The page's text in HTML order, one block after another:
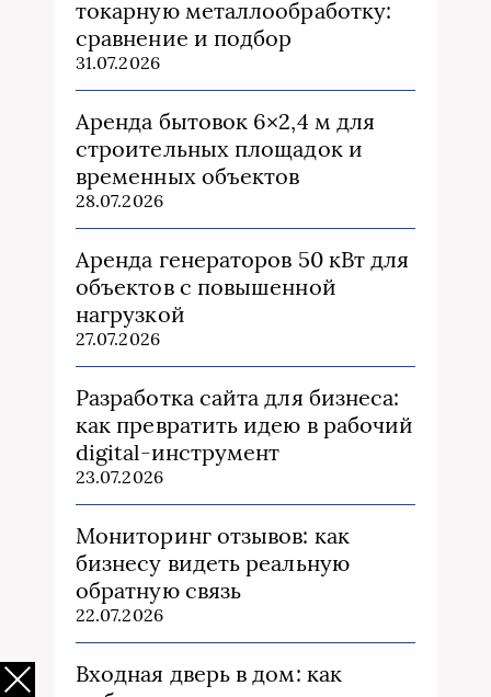
токарную металлообработку:
сравнение и подбор
31.07.2026
Аренда бытовок 6×2,4 м для
строительных площадок и
временных объектов
28.07.2026
Аренда генераторов 50 кВт для
объектов с повышенной
нагрузкой
27.07.2026
Разработка сайта для бизнеса:
как превратить идею в рабочий
digital-инструмент
23.07.2026
Мониторинг отзывов: как
бизнесу видеть реальную
обратную связь
22.07.2026
Входная дверь в дом: как